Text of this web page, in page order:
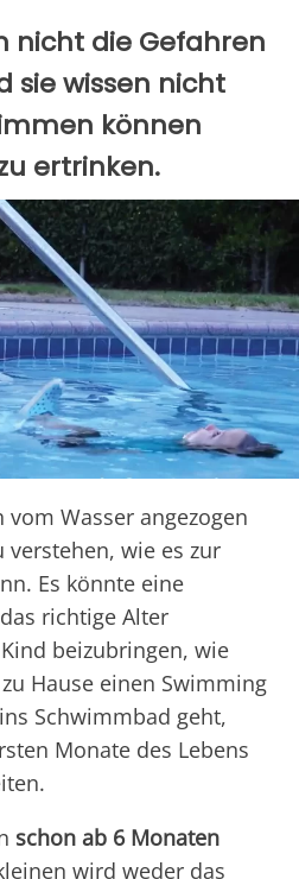
nicht die Gefahren
sie wissen nicht
können
ertrinken.
Wasser angezogen
wie es zur
Es könnte eine
richtige Alter
beizubringen, wie
Hause einen Swimming
Schwimmbad geht,
Monate des Lebens
schon ab 6 Monaten
wird weder das